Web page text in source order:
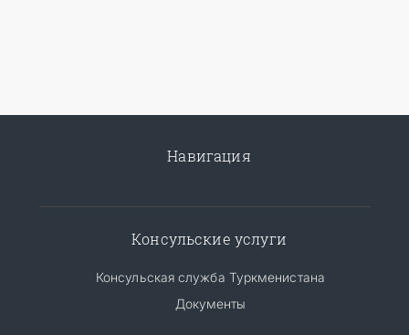
Навигация
Консульские услуги
Консульская служба Туркменистана
Документы